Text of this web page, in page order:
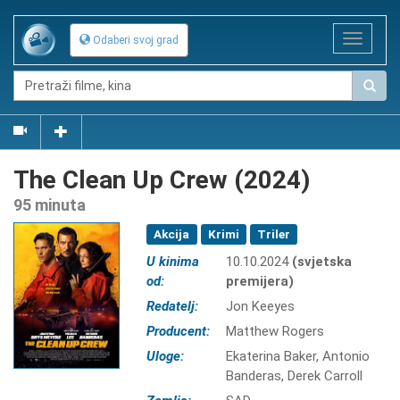
Toggle
Odaberi svoj grad
The Clean Up Crew (2024)
95 minuta
Akcija Krimi Triler
U kinima
od:
10.10.2024 (svjetska
premijera)
Redatelj:
Jon Keeyes
Producent:
Matthew Rogers
Uloge:
Ekaterina Baker, Antonio
Banderas, Derek Carroll